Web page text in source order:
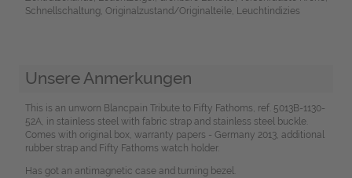
Schnellschaltung, Originalzustand/Originalteile, Leuchtindizies
Unsere Anmerkungen
This is an unworn Blancpain Tribute to Fifty Fathoms, ref. 5013B-1130-
52A, in stainless steel with fabric strap and stainless steel buckle.
Comes with original box, warranty papers - Germany 2013, additional
rubber strap and Fifty Fathoms watch holder.
Has got an antimagnetic case and turning bezel.